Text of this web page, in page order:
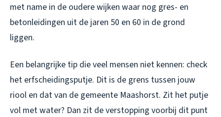
met name in de oudere wijken waar nog gres- en
betonleidingen uit de jaren 50 en 60 in de grond
liggen.
Een belangrijke tip die veel mensen niet kennen: check
het erfscheidingsputje. Dit is de grens tussen jouw
riool en dat van de gemeente Maashorst. Zit het putje
vol met water? Dan zit de verstopping voorbij dit punt